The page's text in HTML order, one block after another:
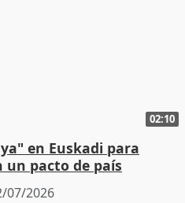
02:10
en Euskadi para
pacto de país
07/2026